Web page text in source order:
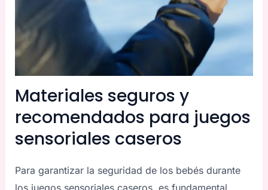
Materiales seguros y
recomendados para juegos
sensoriales caseros
Para garantizar la seguridad de los bebés durante
los juegos sensoriales caseros, es fundamental